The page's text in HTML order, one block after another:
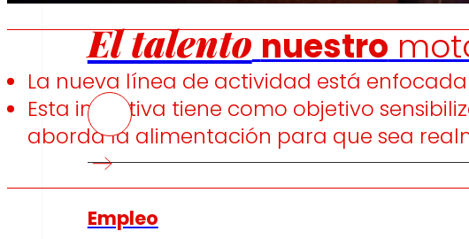
El talento nuestro
Empleo
La nueva línea de actividad está
Esta iniciativa tiene como objetivo
aborda la alimentación para que sea